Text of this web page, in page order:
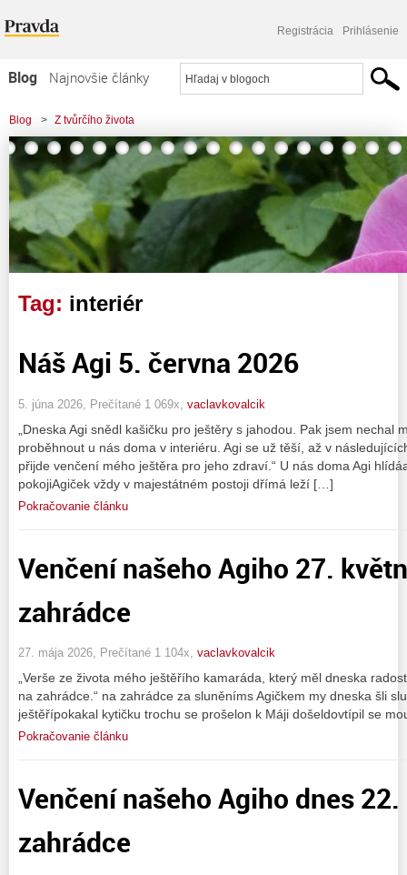
Registrácia Prihlásenie
Blog
Najnovšie články
Najčítanejšie články
Najkomentovanejšie články
Zoznam blogov
Komerčné blogy
Blog > Z tvůrčího života
Tag: interiér
Náš Agi 5. června 2026
5. júna 2026, Prečítané 1 069x, vaclavkovalcik
„Dneska Agi snědl kašičku pro ještěry s jahodou. Pak jsem nechal
proběhnout u nás doma v interiéru. Agi se už těší, až v
přijde venčení mého ještěra pro jeho zdraví.“ U nás doma Agi
pokojiAgiček vždy v majestátném postoji dřímá leží […]
Pokračovanie článku
Venčení našeho Agiho 27.
zahrádce
27. mája 2026, Prečítané 1 104x, vaclavkovalcik
„Verše ze života mého ještěřího kamaráda, který měl dneska
na zahrádce.“ na zahrádce za sluněníms Agičkem my dneska šli
ještěřípokakal kytičku trochu se prošelon k Máji došeldovtípil se
Pokračovanie článku
Venčení našeho Agiho dnes
zahrádce